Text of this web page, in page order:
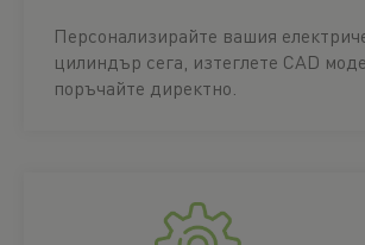
Персонализирайте вашия
цилиндър сега, изтеглете CAD
поръчайте директно.